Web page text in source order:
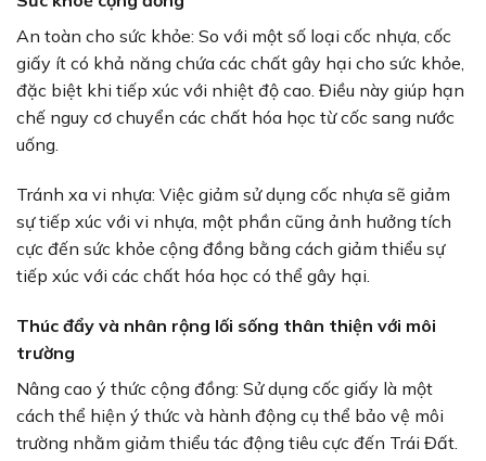
An toàn cho sức khỏe: So với một số loại cốc nhựa, cốc
giấy ít có khả năng chứa các chất gây hại cho sức khỏe,
đặc biệt khi tiếp xúc với nhiệt độ cao. Điều này giúp hạn
chế nguy cơ chuyển các chất hóa học từ cốc sang nước
uống.
Tránh xa vi nhựa: Việc giảm sử dụng cốc nhựa sẽ giảm
sự tiếp xúc với vi nhựa, một phần cũng ảnh hưởng tích
cực đến sức khỏe cộng đồng bằng cách giảm thiểu sự
tiếp xúc với các chất hóa học có thể gây hại.
Thúc đẩy và nhân rộng lối sống thân thiện với môi
trường
Nâng cao ý thức cộng đồng: Sử dụng cốc giấy là một
cách thể hiện ý thức và hành động cụ thể bảo vệ môi
trường nhằm giảm thiểu tác động tiêu cực đến Trái Đất.